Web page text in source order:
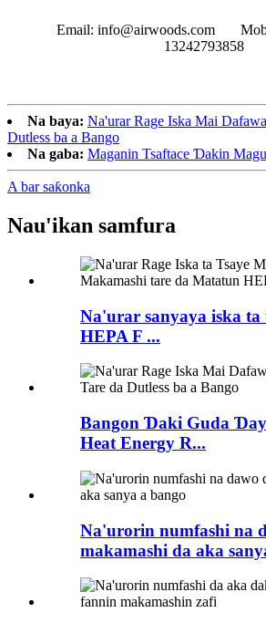
Email: info@airwoods.com
13242793858‬
Na baya: Na'urar Rage Iska Mai
Dutless ba a Bango
Na gaba: Maganin Tsaftace Ɗakin
A bar saƙonka
Nau'ikan samfura
Na'urar sanyaya iska ta
HEPA F ...
Bangon Ɗaki Guda
Heat Energy R...
Na'urorin numfashi na
makamashi da aka